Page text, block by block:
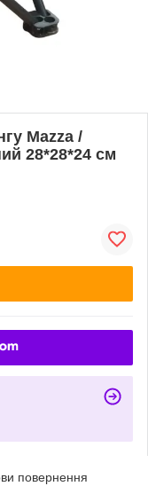
Mazza /
28*28*24 см
повернення